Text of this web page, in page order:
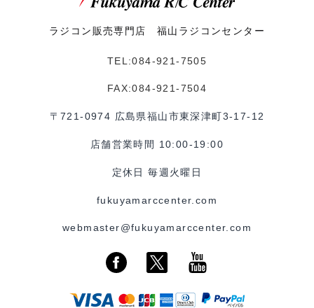
ラジコン販売専門店 福山ラジコンセンター
TEL:084-921-7505
FAX:084-921-7504
〒721-0974 広島県福山市東深津町3-17-12
店舗営業時間 10:00-19:00
定休日 毎週火曜日
fukuyamarccenter.com
webmaster@fukuyamarccenter.com